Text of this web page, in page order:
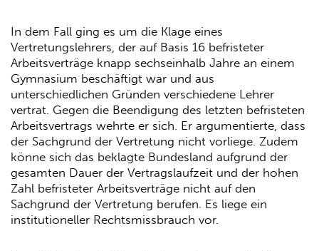
In dem Fall ging es um die Klage eines
Vertretungslehrers, der auf Basis 16 befristeter
Arbeitsverträge knapp sechseinhalb Jahre an einem
Gymnasium beschäftigt war und aus
unterschiedlichen Gründen verschiedene Lehrer
vertrat. Gegen die Beendigung des letzten befristeten
Arbeitsvertrags wehrte er sich. Er argumentierte, dass
der Sachgrund der Vertretung nicht vorliege. Zudem
könne sich das beklagte Bundesland aufgrund der
gesamten Dauer der Vertragslaufzeit und der hohen
Zahl befristeter Arbeitsverträge nicht auf den
Sachgrund der Vertretung berufen. Es liege ein
institutioneller Rechtsmissbrauch vor.